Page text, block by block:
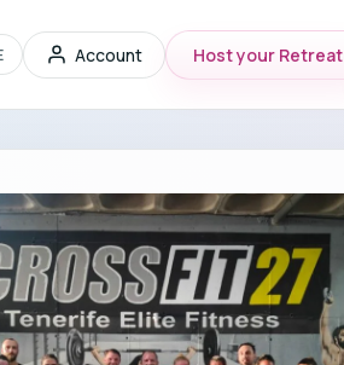
Account Host your Retreat